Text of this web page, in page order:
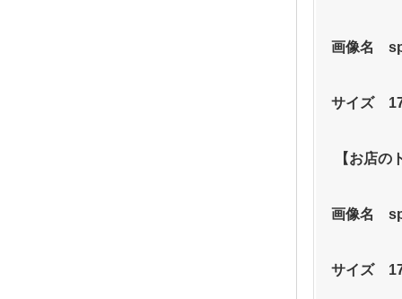
画像名　
サイズ　
【お店の
画像名　
サイズ　